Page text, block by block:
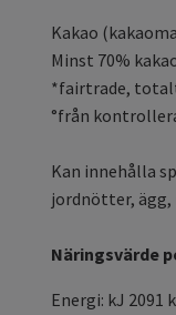
Kakao
Minst 70%
*fairtrade,
°från
Kan innehålla
jordnötter, ägg,
Näringsvärde
Energi: kJ 2091